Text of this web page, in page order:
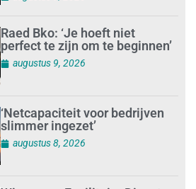
Raed Bko: ‘Je hoeft niet
perfect te zijn om te beginnen’
augustus 9, 2026
‘Netcapaciteit voor bedrijven
slimmer ingezet’
augustus 8, 2026